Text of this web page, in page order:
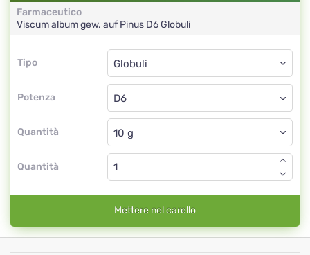
Farmaceutico
Viscum album gew. auf Pinus D6Globuli
Tipo
Tipo
Potenza
Globuli
D6
Quantità
Globuli
Quantità
Mettere nel carello